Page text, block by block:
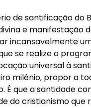
de santificação do
e manifestação
incansavelmente
se realize o
universal à
milénio, propor a
que a santidade
do cristianismo que